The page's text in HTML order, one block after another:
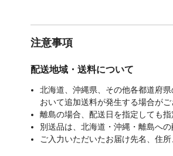
注意事項
配送地域・送料について
北海道、沖縄県、その他各都道府
おいて追加送料が発生する場合がご
離島の場合、配送日を指定しても
別送品は、北海道・沖縄・離島への
ご入力いただいたお届け先名、住